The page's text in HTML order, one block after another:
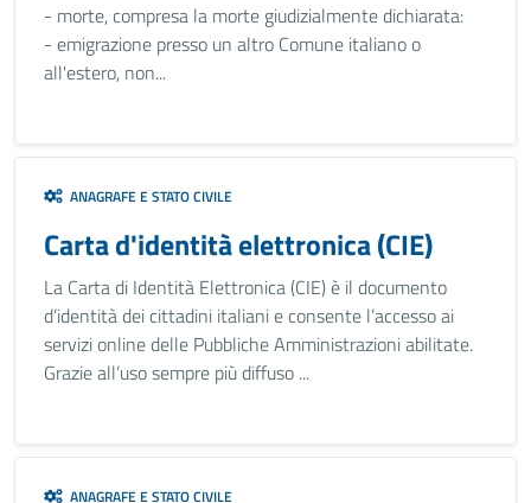
- morte, compresa la morte giudizialmente dichiarata:
- emigrazione presso un altro Comune italiano o
all'estero, non...
ANAGRAFE E STATO CIVILE
Carta d'identità elettronica (CIE)
La Carta di Identità Elettronica (CIE) è il documento
d’identità dei cittadini italiani e consente l’accesso ai
servizi online delle Pubbliche Amministrazioni abilitate.
Grazie all’uso sempre più diffuso ...
ANAGRAFE E STATO CIVILE